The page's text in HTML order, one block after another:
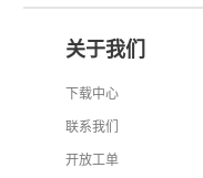
关于我们
下载中心
联系我们
开放工单